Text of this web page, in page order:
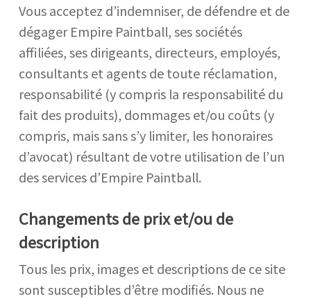
Vous acceptez d’indemniser, de défendre et de
dégager Empire Paintball, ses sociétés
affiliées, ses dirigeants, directeurs, employés,
consultants et agents de toute réclamation,
responsabilité (y compris la responsabilité du
fait des produits), dommages et/ou coûts (y
compris, mais sans s’y limiter, les honoraires
d’avocat) résultant de votre utilisation de l’un
des services d’Empire Paintball.
Changements de prix et/ou de
description
Tous les prix, images et descriptions de ce site
sont susceptibles d’être modifiés. Nous ne